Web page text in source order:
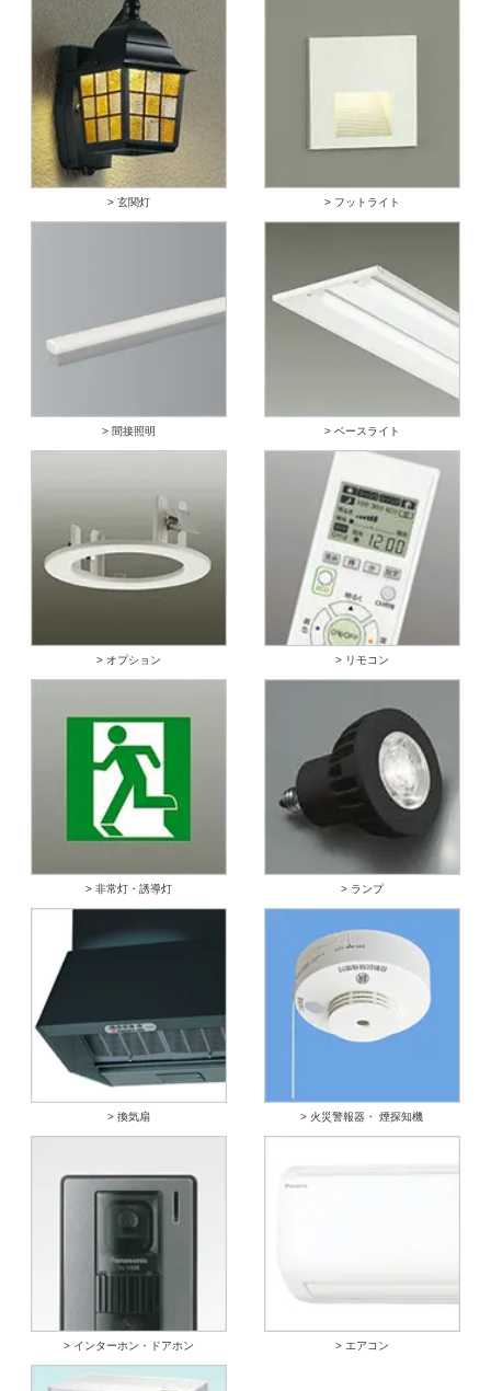
> 玄関灯 > フットライト
> 間接照明 > ベースライト
> オプション > リモコン
> 非常灯・誘導灯 > ランプ
> 換気扇 > 火災警報器・ 煙探知機
> インターホン・ドアホン > エアコン